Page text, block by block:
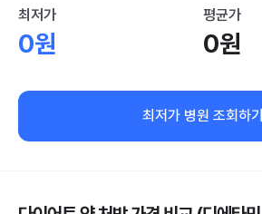
최저가
0원
평균가
0원
최저가 병원 조회하기